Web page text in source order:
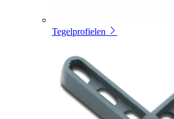
Tegelprofielen